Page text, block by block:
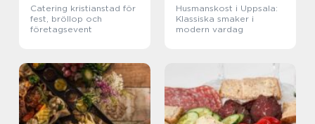
Catering kristianstad för
fest, bröllop och
företagsevent
Husmanskost i Uppsala:
Klassiska smaker i
modern vardag